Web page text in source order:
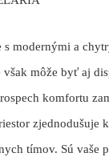
s modernými a
môže byť aj
komfortu
zjednodušuje
tímov. Sú vaše